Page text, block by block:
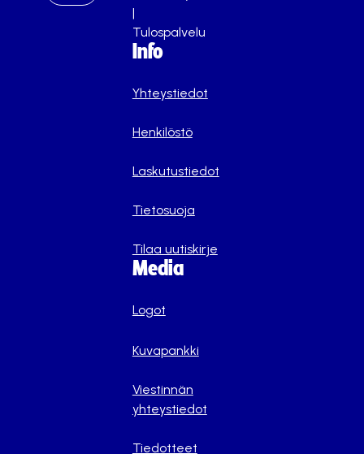
|
Tulospalvelu
Info
Yhteystiedot
Henkilöstö
Laskutustiedot
Tietosuoja
Tilaa uutiskirje
Media
Logot
Kuvapankki
Viestinnän
yhteystiedot
Tiedotteet